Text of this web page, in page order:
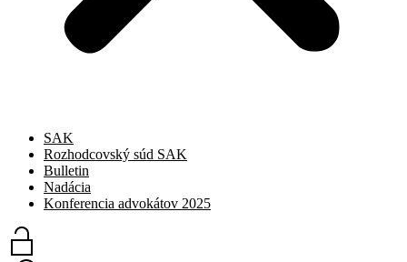
SAK
Rozhodcovský súd SAK
Bulletin
Nadácia
Konferencia advokátov 2025